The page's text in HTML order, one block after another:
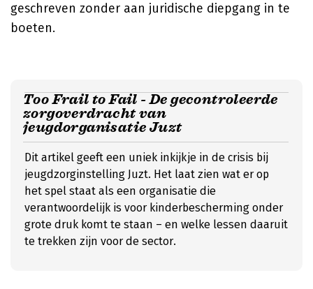
geschreven zonder aan juridische diepgang in te
boeten.
Too Frail to Fail - De gecontroleerde
zorgoverdracht van
jeugdorganisatie Juzt
Dit artikel geeft een uniek inkijkje in de crisis bij
jeugdzorginstelling Juzt. Het laat zien wat er op
het spel staat als een organisatie die
verantwoordelijk is voor kinderbescherming onder
grote druk komt te staan – en welke lessen daaruit
te trekken zijn voor de sector.